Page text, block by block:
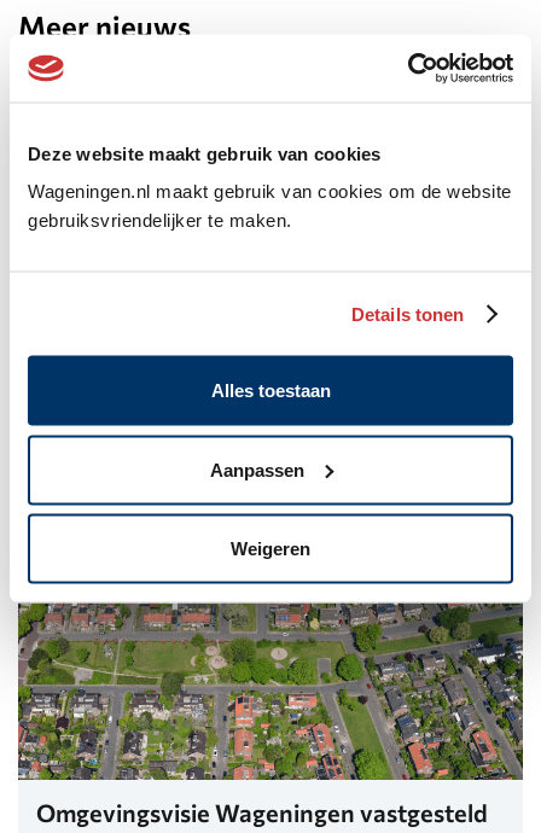
Deze website maakt gebruik van cookies
Wageningen.nl maakt gebruik van cookies om de website
gebruiksvriendelijker te maken.
Details tonen
Alles toestaan
Aanpassen
Weigeren
Meer nieuws
Zo blijft u koel met de warmte
Omgevingsvisie Wageningen vastgesteld